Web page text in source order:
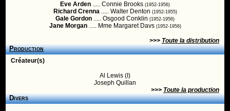
Eve Arden ..... Connie Brooks (1952-1956)
Richard Crenna..... Walter Denton (1952-1955)
Gale Gordon ..... Osgood Conklin (1952-1956)
Jane Morgan..... Mme Margaret Davs (1952-1956)
>>> Toute la distribution
Production
Créateur(s)
Al Lewis (I)
Joseph Quillan
>>> Toute la production
Divers